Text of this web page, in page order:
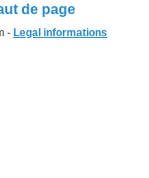
de page
- Legal informations